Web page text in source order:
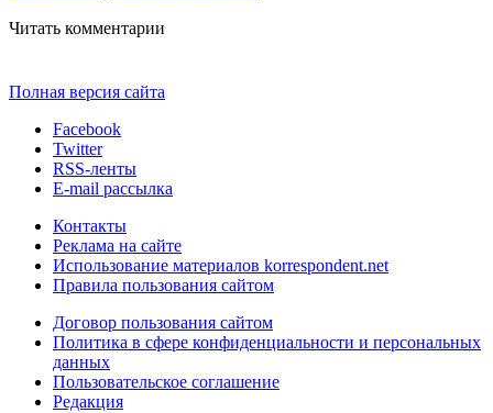
Читать комментарии
Полная версия сайта
Facebook
Twitter
RSS-ленты
E-mail рассылка
Контакты
Реклама на сайте
Использование материалов korrespondent.net
Правила пользования сайтом
Договор пользования сайтом
Политика в сфере конфиденциальности и персональных
данных
Пользовательское соглашение
Редакция